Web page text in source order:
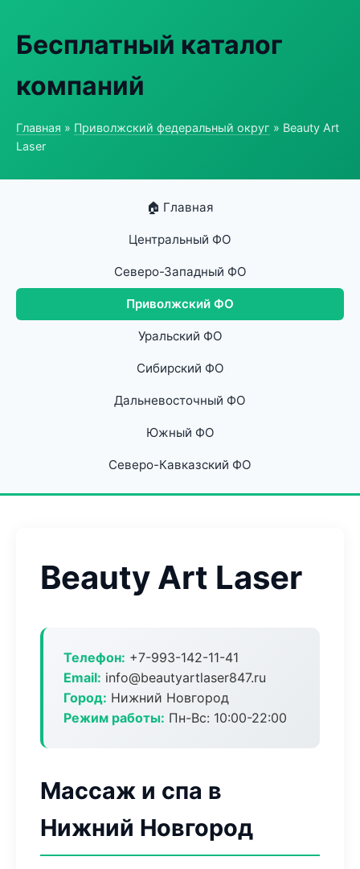
Бесплатный каталог
компаний
Главная » Приволжский федеральный округ » Beauty Art
Laser
🏠 Главная
Центральный ФО
Северо-Западный ФО
Приволжский ФО
Уральский ФО
Сибирский ФО
Дальневосточный ФО
Южный ФО
Северо-Кавказский ФО
Beauty Art Laser
Телефон: +7-993-142-11-41
Email: info@beautyartlaser847.ru
Город: Нижний Новгород
Режим работы: Пн-Вс: 10:00-22:00
Массаж и спа в
Нижний Новгород